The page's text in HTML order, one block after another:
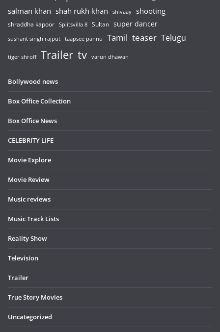
salman khan shah rukh khan shivaay shooting
shraddha kapoor Splitsvilla 8 Sultan super dancer
sushant singh rajput taapsee pannu Tamil teaser Telugu
tiger shroff Trailer tv varun dhawan
Bollywood news
Box Office Collection
Box Office News
CELEBRITY LIFE
Movie Explore
Movie Review
Music reviews
Music Track Lists
Reality Show
Television
Trailer
True Story Movies
Uncategorized